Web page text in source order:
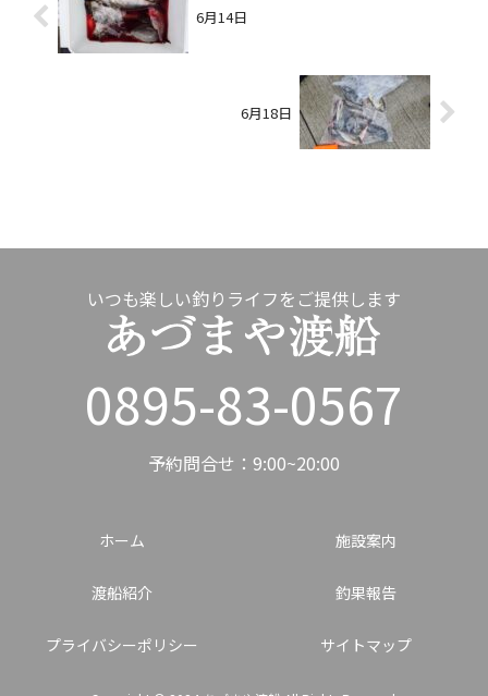
6月14日
6月18日
いつも楽しい釣りライフをご提供します
0895-83-0567
予約問合せ：9:00~20:00
ホーム 施設案内
渡船紹介 釣果報告
プライバシーポリシー サイトマップ